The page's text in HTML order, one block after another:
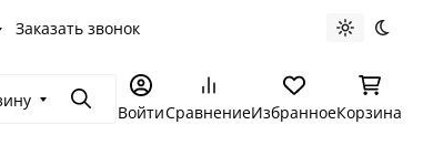
Заказать звонок Светлая
ПоискВойтиСравнениеИзбранноеКорзина